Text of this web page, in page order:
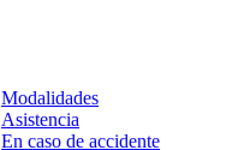
Modalidades
Asistencia
En caso de accidente